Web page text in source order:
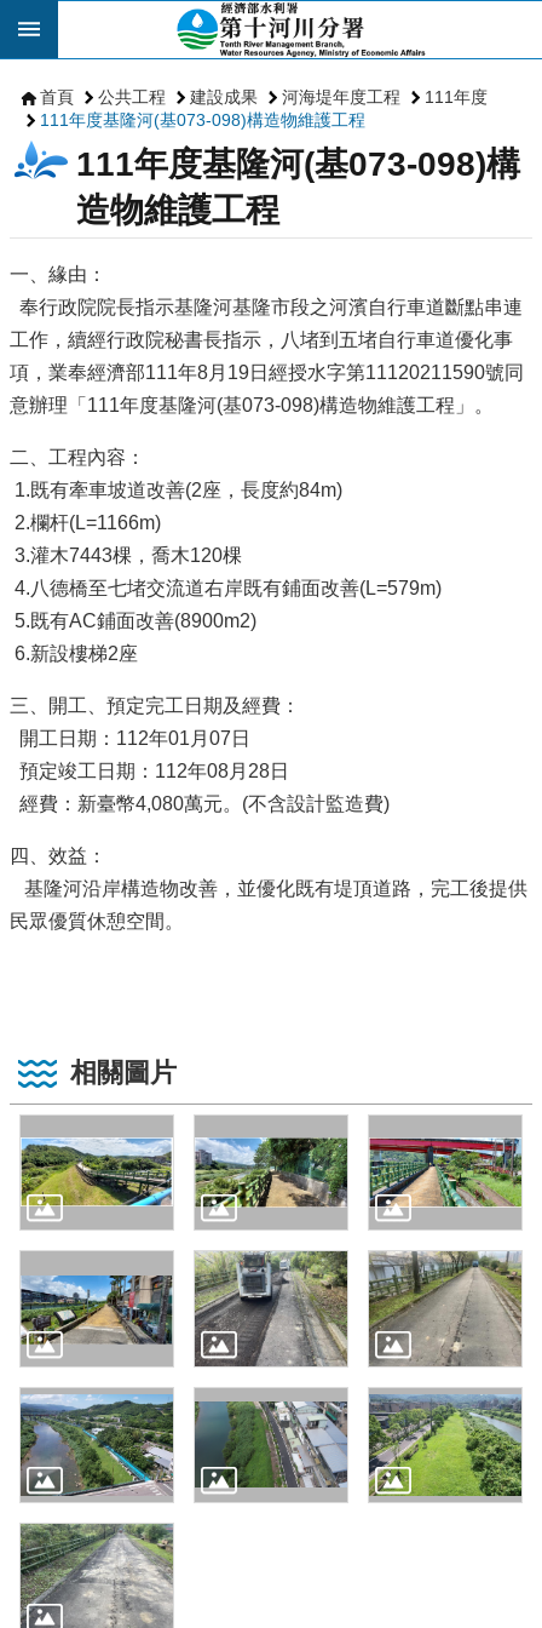
跳到主要內容區塊
首頁 公共工程 建設成果 河海堤年度工程
111年度
111年度基隆河(基073-098)構造物維護工程
111年度基隆河(基073-098)構
造物維護工程
一、緣由：
奉行政院院長指示基隆河基隆市段之河濱自行車道斷點串連
工作，續經行政院秘書長指示，八堵到五堵自行車道優化事
項，業奉經濟部111年8月19日經授水字第11120211590號同
意辦理「111年度基隆河(基073-098)構造物維護工程」。
二、工程內容：
1.既有牽車坡道改善(2座，長度約84m)
2.欄杆(L=1166m)
3.灌木7443棵，喬木120棵
4.八德橋至七堵交流道右岸既有鋪面改善(L=579m)
5.既有AC鋪面改善(8900m2)
6.新設樓梯2座
三、開工、預定完工日期及經費：
開工日期：112年01月07日
預定竣工日期：112年08月28日
經費：新臺幣4,080萬元。(不含設計監造費)
四、效益：
基隆河沿岸構造物改善，並優化既有堤頂道路，完工後提供
民眾優質休憩空間。
相關圖片